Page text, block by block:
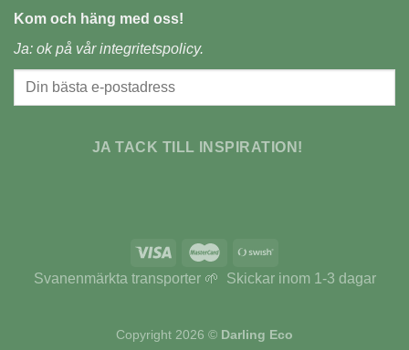
Kom och häng med oss!
Ja: ok på vårintegritetspolicy.
JA TACK TILL INSPIRATION!
Svanenmärkta transporter 🌱 Skickar inom 1-3 dagar
Copyright 2026 © Darling Eco